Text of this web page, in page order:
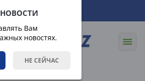
Вам
новостях.
НЕ СЕЙЧАС